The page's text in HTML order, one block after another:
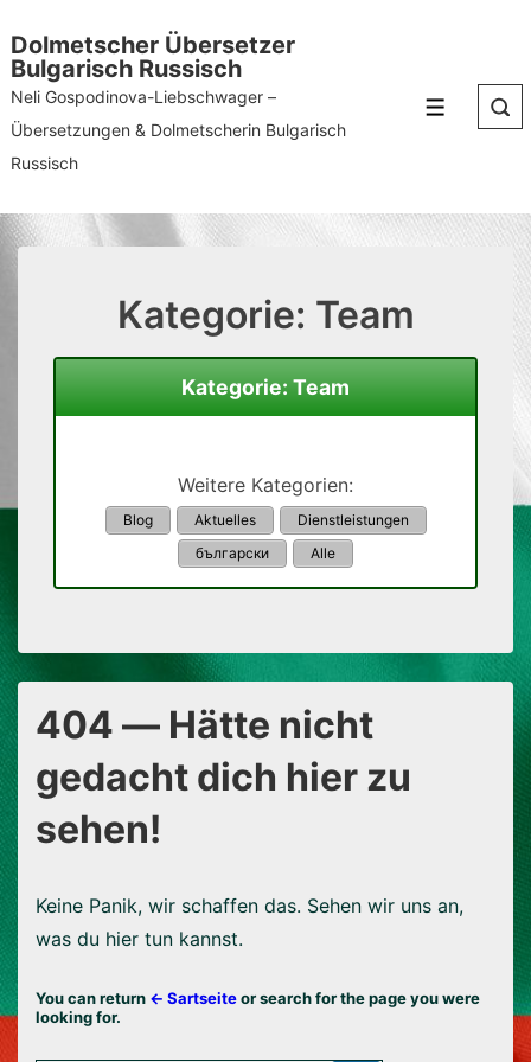
Zum
Inhalt
Dolmetscher Übersetzer
Bulgarisch Russisch
Neli Gospodinova-Liebschwager –
Übersetzungen & Dolmetscherin Bulgarisch
Russisch
Menü
Kategorie: Team
Kategorie: Team
Weitere Kategorien:
Blog Aktuelles
Dienstleistungen
български
Alle
404 — Hätte nicht
gedacht dich hier zu
sehen!
Keine Panik, wir schaffen das. Sehen wir uns an,
was du hier tun kannst.
You can return ← Sartseiteor search for the page you were
looking for.